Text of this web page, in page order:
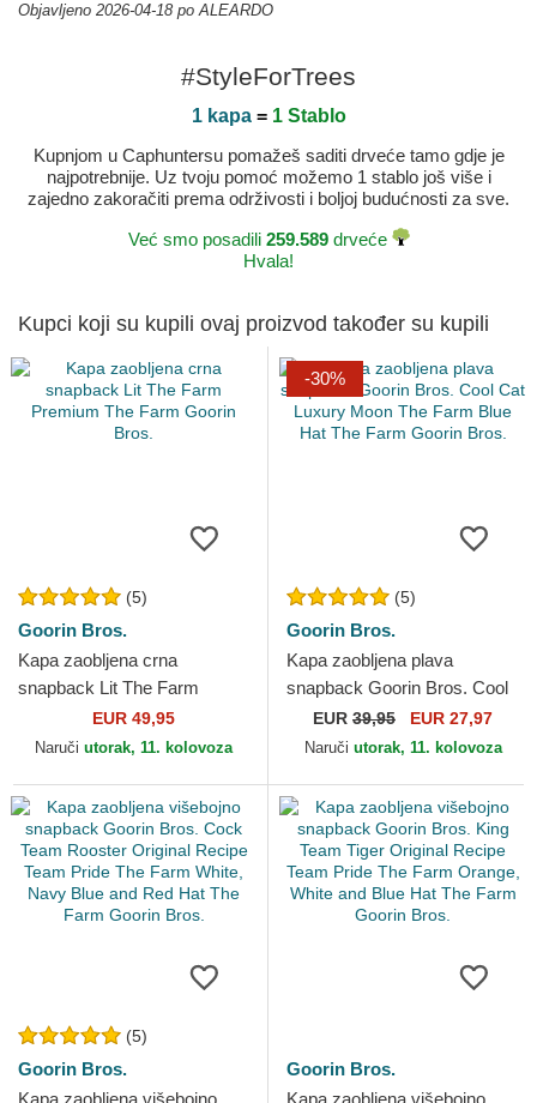
Objavljeno 2026-04-18 po ALEARDO
#StyleForTrees
1 kapa= 1 Stablo
Kupnjom u Caphuntersu pomažeš saditi drveće tamo gdje je
najpotrebnije. Uz tvoju pomoć možemo 1 stablo još više i
zajedno zakoračiti prema održivosti i boljoj budućnosti za sve.
Već smo posadili 259.589drveće
Hvala!
Kupci koji su kupili ovaj proizvod također su kupili
(5)
Goorin Bros.
Kapa zaobljena crna
snapback Lit The Farm
Premium The Farm Goorin
Bros.
EUR 49,95
Naruči utorak, 11. kolovoza
-30%
(5)
Goorin Bros.
Kapa zaobljena plava
snapback Goorin Bros. Cool
Cat Luxury Moon The Farm
Blue Hat The Farm Goorin...
EUR 39,95 EUR 27,97
Naruči utorak, 11. kolovoza
(5)
Goorin Bros.
Goorin Bros.